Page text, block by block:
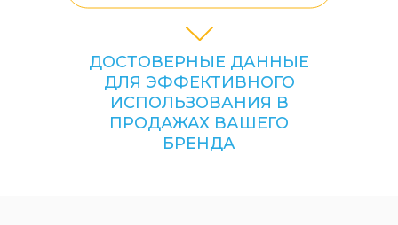
ДОСТОВЕРНЫЕ ДАННЫЕ
ДЛЯ ЭФФЕКТИВНОГО
ИСПОЛЬЗОВАНИЯ В
ПРОДАЖАХ ВАШЕГО
БРЕНДА